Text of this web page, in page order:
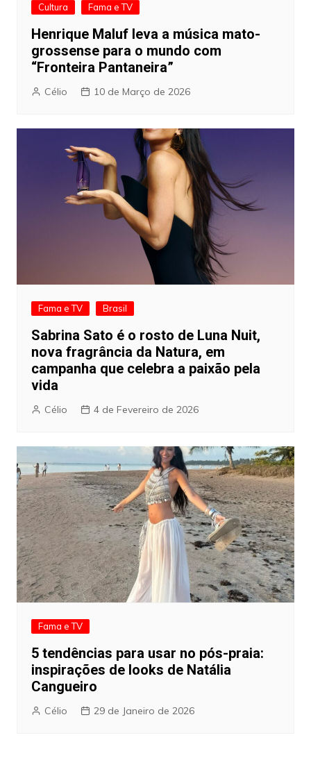
Cultura Fama e TV
Henrique Maluf leva a música mato-
grossense para o mundo com
“Fronteira Pantaneira”
Célio 10 de Março de 2026
Fama e TV Brasil
Sabrina Sato é o rosto de Luna Nuit,
nova fragrância da Natura, em
campanha que celebra a paixão pela
vida
Célio 4 de Fevereiro de 2026
Fama e TV
5 tendências para usar no pós-praia:
inspirações de looks de Natália
Cangueiro
Célio 29 de Janeiro de 2026